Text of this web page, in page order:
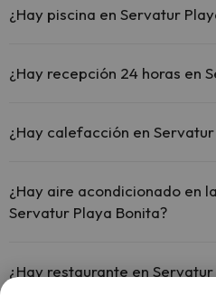
(solicítalo antes de iniciar tu viaje).
¿Hay piscina en Servatur
pago) Aquí tienes más info sobre la
¿Hay recepción 24 horas en
¿Hay calefacción en
¿Hay aire acondicionado en
Servatur Playa Bonita?
comunes.
¿Hay restaurante en